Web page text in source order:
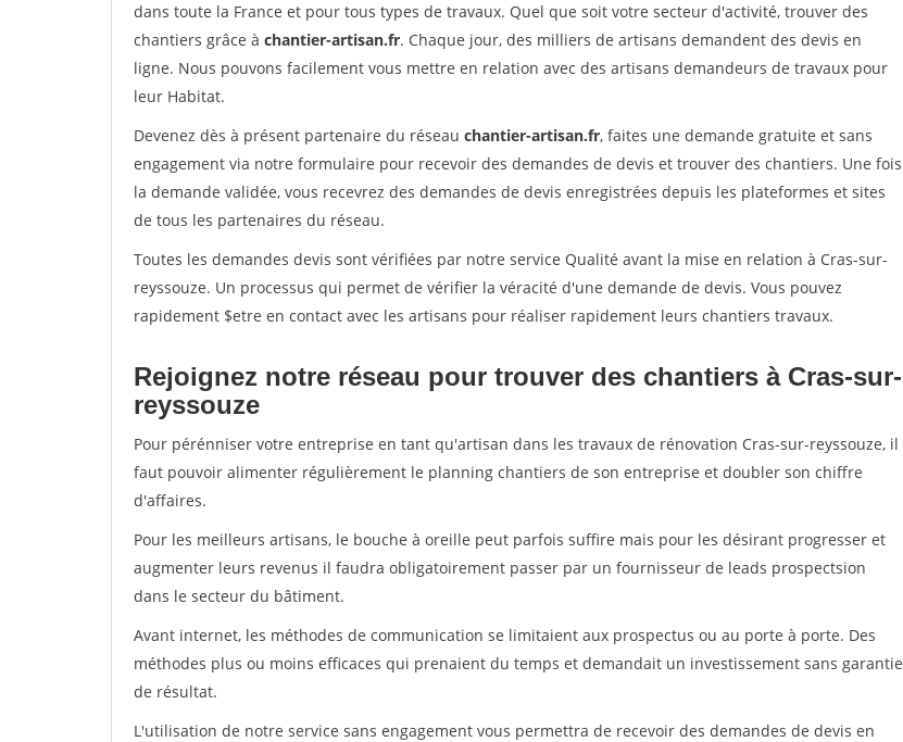
dans toute la France et pour tous types de travaux. Quel que soit votre secteur d'activité, trouver des
chantiers grâce à chantier-artisan.fr. Chaque jour, des milliers de artisans demandent des devis en
ligne. Nous pouvons facilement vous mettre en relation avec des artisans demandeurs de travaux pour
leur Habitat.
Devenez dès à présent partenaire du réseau chantier-artisan.fr, faites une demande gratuite et sans
engagement via notre formulaire pour recevoir des demandes de devis et trouver des chantiers. Une fois
la demande validée, vous recevrez des demandes de devis enregistrées depuis les plateformes et sites
de tous les partenaires du réseau.
Toutes les demandes devis sont vérifiées par notre service Qualité avant la mise en relation à Cras-sur-
reyssouze. Un processus qui permet de vérifier la véracité d'une demande de devis. Vous pouvez
rapidement $etre en contact avec les artisans pour réaliser rapidement leurs chantiers travaux.
Rejoignez notre réseau pour trouver des chantiers à Cras-sur-
reyssouze
Pour pérénniser votre entreprise en tant qu'artisan dans les travaux de rénovation Cras-sur-reyssouze, il
faut pouvoir alimenter régulièrement le planning chantiers de son entreprise et doubler son chiffre
d'affaires.
Pour les meilleurs artisans, le bouche à oreille peut parfois suffire mais pour les désirant progresser et
augmenter leurs revenus il faudra obligatoirement passer par un fournisseur de leads prospectsion
dans le secteur du bâtiment.
Avant internet, les méthodes de communication se limitaient aux prospectus ou au porte à porte. Des
méthodes plus ou moins efficaces qui prenaient du temps et demandait un investissement sans garantie
de résultat.
L'utilisation de notre service sans engagement vous permettra de recevoir des demandes de devis en